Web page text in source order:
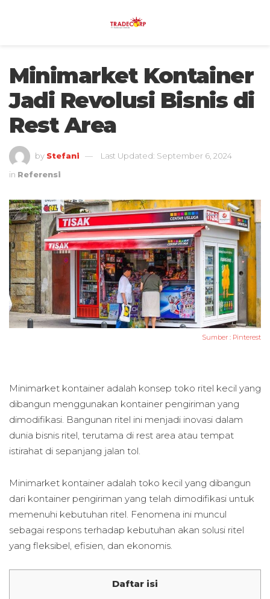
Minimarket Kontainer
Jadi Revolusi Bisnis di
Rest Area
by Stefani
Last Updated: September 6, 2024
in Referensi
Sumber : Pinterest
Minimarket kontainer adalah konsep toko ritel kecil yang
dibangun menggunakan kontainer pengiriman yang
dimodifikasi. Bangunan ritel ini menjadi inovasi dalam
dunia bisnis ritel, terutama di rest area atau tempat
istirahat di sepanjang jalan tol.
Minimarket kontainer adalah toko kecil yang dibangun
dari kontainer pengiriman yang telah dimodifikasi untuk
memenuhi kebutuhan ritel. Fenomena ini muncul
sebagai respons terhadap kebutuhan akan solusi ritel
yang fleksibel, efisien, dan ekonomis.
Daftar isi